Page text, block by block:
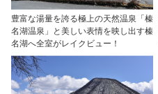
豊富な湯量を誇る極上の天然温泉「榛
名湖温泉」と美しい表情を映し出す榛
名湖へ全室がレイクビュー！